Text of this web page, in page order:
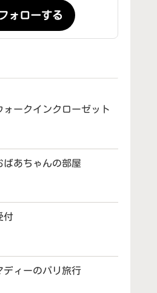
ォローする
ォークインクローゼット
ばあちゃんの部屋
付
ディーのパリ旅行